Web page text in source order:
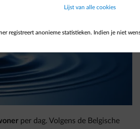
per dag. Volgens de Belgische
Lijst van alle cookies
registreert anonieme statistieken. Indien je niet